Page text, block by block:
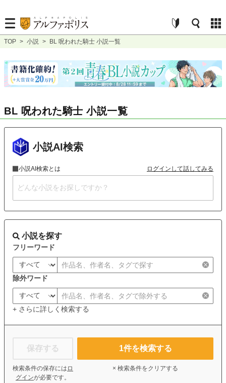
TOP > 小説 > BL 呪われた騎士 小説一覧
BL 呪われた騎士 小説一覧
小説AI検索
小説AI検索とは ログインして話してみる
小説を探す
フリーワード
除外ワード
+ さらに詳しく検索する
保存する
検索条件の保存には ロ
グインが必要です。
1件を検索する
× 検索条件をクリアする